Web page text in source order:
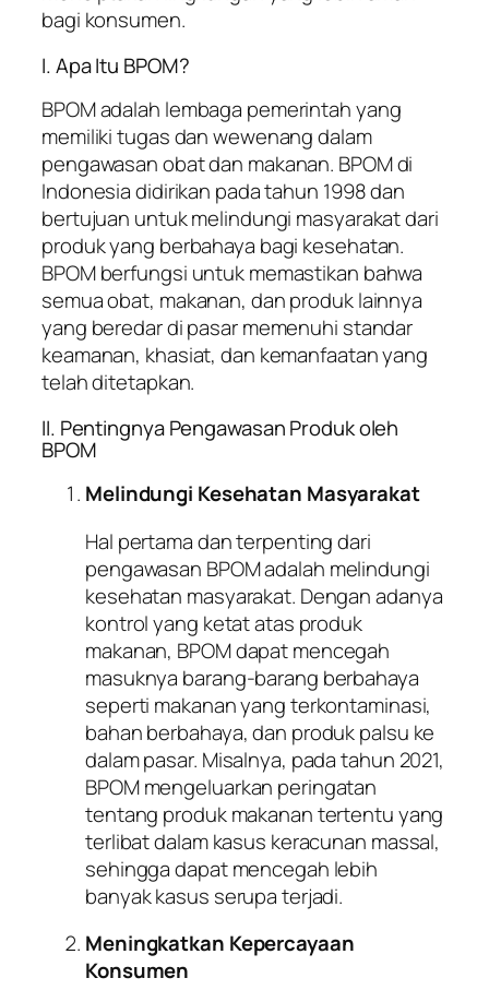
bagi konsumen.
I. Apa Itu BPOM?
BPOM adalah lembaga pemerintah yang
memiliki tugas dan wewenang dalam
pengawasan obat dan makanan. BPOM di
Indonesia didirikan pada tahun 1998 dan
bertujuan untuk melindungi masyarakat dari
produk yang berbahaya bagi kesehatan.
BPOM berfungsi untuk memastikan bahwa
semua obat, makanan, dan produk lainnya
yang beredar di pasar memenuhi standar
keamanan, khasiat, dan kemanfaatan yang
telah ditetapkan.
II. Pentingnya Pengawasan Produk oleh
BPOM
Melindungi Kesehatan Masyarakat
Hal pertama dan terpenting dari
pengawasan BPOM adalah melindungi
kesehatan masyarakat. Dengan adanya
kontrol yang ketat atas produk
makanan, BPOM dapat mencegah
masuknya barang-barang berbahaya
seperti makanan yang terkontaminasi,
bahan berbahaya, dan produk palsu ke
dalam pasar. Misalnya, pada tahun 2021,
BPOM mengeluarkan peringatan
tentang produk makanan tertentu yang
terlibat dalam kasus keracunan massal,
sehingga dapat mencegah lebih
banyak kasus serupa terjadi.
Meningkatkan Kepercayaan
Konsumen